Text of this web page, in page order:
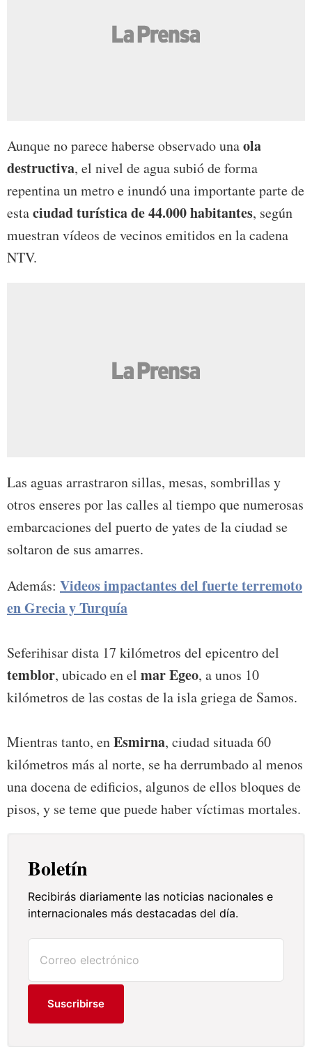
Aunque no parece haberse observado unaola
destructiva, el nivel de agua subió de forma
repentina un metro e inundó una importante parte de
estaciudad turística de 44.000 habitantes, según
muestran vídeos de vecinos emitidos en la cadena
NTV.
Las aguas arrastraron sillas, mesas, sombrillas y
otros enseres por las calles al tiempo que numerosas
embarcaciones del puerto de yates de la ciudad se
soltaron de sus amarres.
Además: Videos impactantes del fuerte terremoto
en Grecia y Turquía
Seferihisar dista 17 kilómetros del epicentro del
temblor, ubicado en el mar Egeo, a unos 10
kilómetros de las costas de la isla griega de Samos.
Mientras tanto, enEsmirna, ciudad situada 60
kilómetros más al norte, se ha derrumbado al menos
una docena de edificios, algunos de ellos bloques de
pisos, y se teme que puede haber víctimas mortales.
Boletín
Recibirás diariamente las noticias nacionales e
internacionales más destacadas del día.
Suscribirse